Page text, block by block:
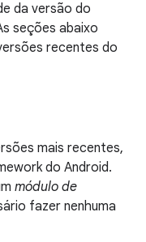
da versão do
seções abaixo
recentes do
mais recentes,
do Android.
módulo de
fazer nenhuma